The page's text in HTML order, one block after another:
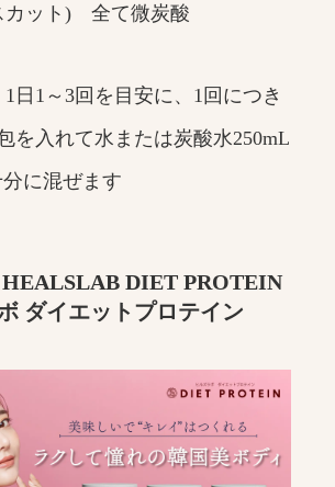
スカット) 全て微炭酸
1日1～3回を目安に、1回につき
を入れて水または炭酸水250mL
分に混ぜます
HEALSLAB DIET PROTEIN
ダイエットプロテイン